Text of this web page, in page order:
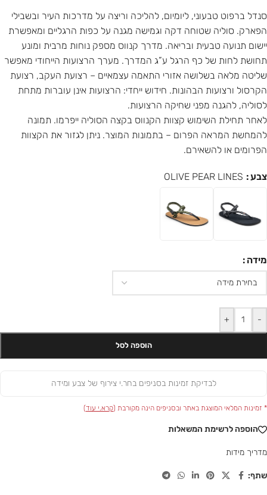
סנדל ברפוט טבעוני, ליומיום, להליכה וריצה על מדרכות העיר ובשבילי
הפארק. סוליה שטוחה דקה וגמישה מגנה על כפות הרגליים ומאפשרת
יישום תנועה טבעית ובריאה. מדרך קנווס מספק נוחות מרבית ומונע
תחושת לחות של כף הרגל ע”ג המדרך. מערך הרצועות הייחודי מאפשר
שליטה מלאה בשלושה אזורי התאמה עצמאיים – רצועת העקב, רצועת
הקרסול ורצועות הבהונות. חידוש ייחדי: הרצועות אינן עוברות מתחת
לסוליה, להגנה מפני שחיקה הרצועות.
לאחר תחילת השימוש קצוות הקנווס בקצה הסוליה ייפרמו. תמונה
להמחשת המראה הפרום – בתמונות המוצר. ניתן לגזור את הקצוות
הפרומים או להשאירם.
צבע OLIVE PEAR LINES
מידה
-
+
הוספה לסל
לבדיקת זמינות בסניפים בחר.י צירוף של צבע ומידה
* זמינות המלאי המוצגת באתר ובסניפים הינה מקורבת (קרא.י עוד)
הוספה לרשימת המשאלות
מדריך מידות
שתף: